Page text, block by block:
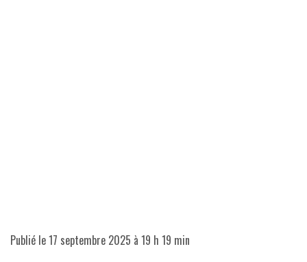
Publié le17 septembre 2025 à 19 h 19 min